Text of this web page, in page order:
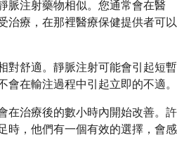
脈注射藥物相似。您通常會在醫
治療，在那裡醫療保健提供者可以
對舒適。靜脈注射可能會引起短暫
會在輸注過程中引起立即的不適。
在治療後的數小時內開始改善。許
時，他們有一個有效的選擇，會感